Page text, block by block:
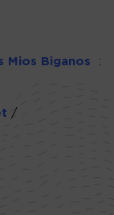
Mios Biganos :
/